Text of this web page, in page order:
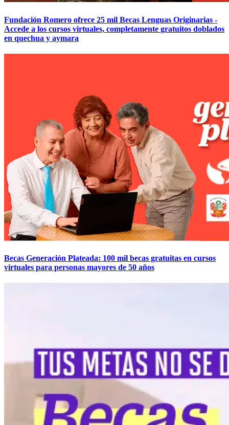
Fundación Romero ofrece 25 mil Becas Lenguas Originarias -
Accede a los cursos virtuales, completamente gratuitos doblados
en quechua y aymara
Becas Generación Plateada: 100 mil becas gratuitas en cursos
virtuales para personas mayores de 50 años